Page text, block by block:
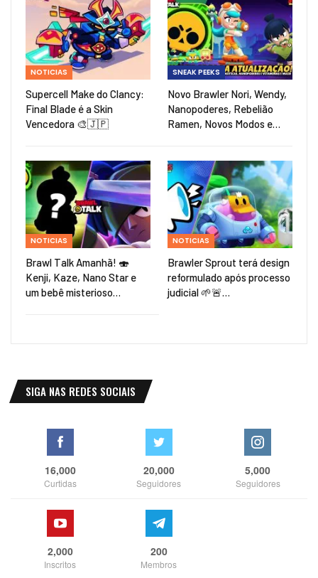
NOTICIAS
Supercell Make do Clancy:
Final Blade é a Skin
Vencedora 🎨🇯🇵
SNEAK PEEKS
Novo Brawler Nori, Wendy,
Nanopoderes, Rebelião
Ramen, Novos Modos e…
NOTICIAS
Brawl Talk Amanhã! 🍣
Kenji, Kaze, Nano Star e
um bebê misterioso…
NOTICIAS
Brawler Sprout terá design
reformulado após processo
judicial 🌱🚨…
SIGA NAS REDES SOCIAIS
16,000
Curtidas
20,000
Seguidores
5,000
Seguidores
2,000
Inscritos
200
Membros